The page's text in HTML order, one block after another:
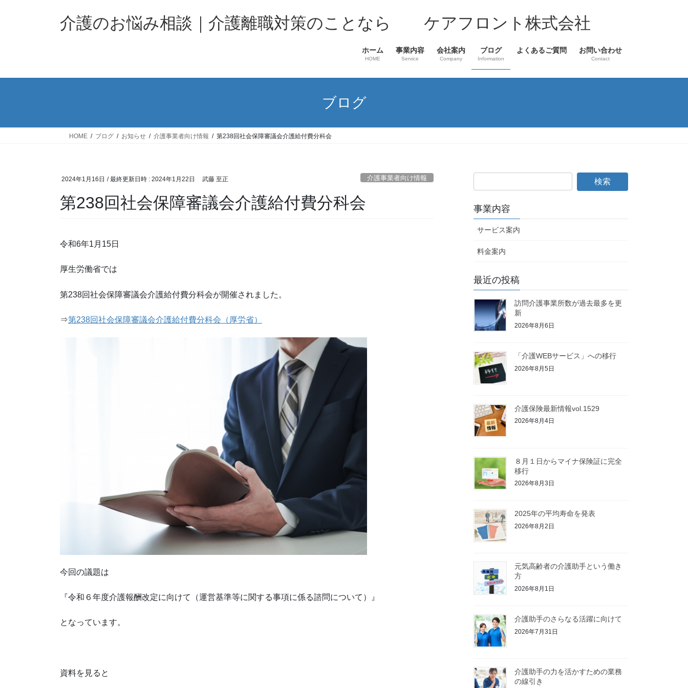
ス
ン
介護のお悩み相談｜介護離職対策のことなら ケアフロント株式会社
ホーム
HOME
事業内容
Service
会社案内
Company
ブログ
Information
よくあるご質問 お問い合わせ
Contact
ブログ
HOME ブログ お知らせ 介護事業者向け情報 第238回社会保障審議会介護給付費分科会
2024年1月16日 / 最終更新日時 : 2024年1月22日 武藤 至正 介護事業者向け情報
第238回社会保障審議会介護給付費分科会
令和6年1月15日
厚生労働省では
第238回社会保障審議会介護給付費分科会が開催されました。
⇒第238回社会保障審議会介護給付費分科会（厚労省）
今回の議題は
『令和６年度介護報酬改定に向けて（運営基準等に関する事項に係る諮問について）』
となっています。
資料を見ると
事業内容
サービス案内
料金案内
最近の投稿
訪問介護事業所数が過去最多を更
新
2026年8月6日
「介護WEBサービス」への移行
2026年8月5日
介護保険最新情報vol.1529
2026年8月4日
８月１日からマイナ保険証に完全
移行
2026年8月3日
2025年の平均寿命を発表
2026年8月2日
元気高齢者の介護助手という働き
方
2026年8月1日
介護助手のさらなる活躍に向けて
2026年7月31日
介護助手の力を活かすための業務
の線引き